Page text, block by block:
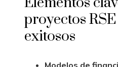
proyectos RSE
exitosos